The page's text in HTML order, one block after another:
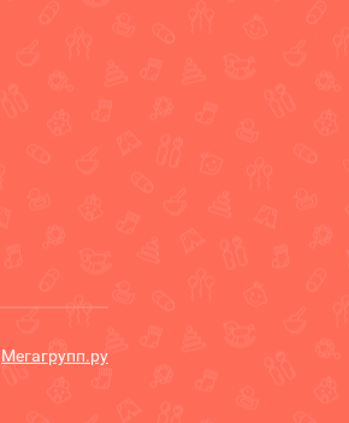
Мегагрупп.ру